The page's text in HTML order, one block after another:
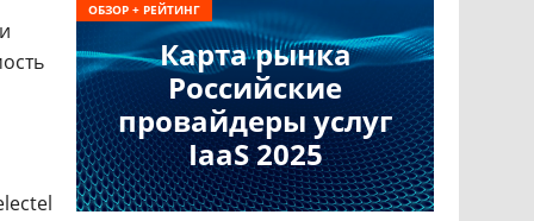
Карта рынка
Российские
провайдеры услуг
IaaS 2025
ОБЗОР + РЕЙТИНГ